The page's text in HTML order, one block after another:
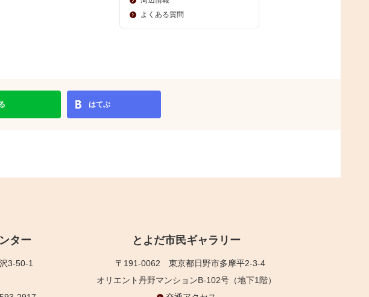
よくある質問
はてぶ
ター
3-50-1
とよだ市民ギャラリー
〒191-0062 東京都日野市多摩平2-3-4
オリエント丹野マンションB-102号（地下1階）